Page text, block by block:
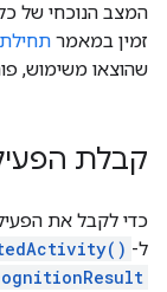
המצב הנוכחי של
זמין במאמר
שהוצאו משימוש,
קבלת
כדי לקבל את
ל-